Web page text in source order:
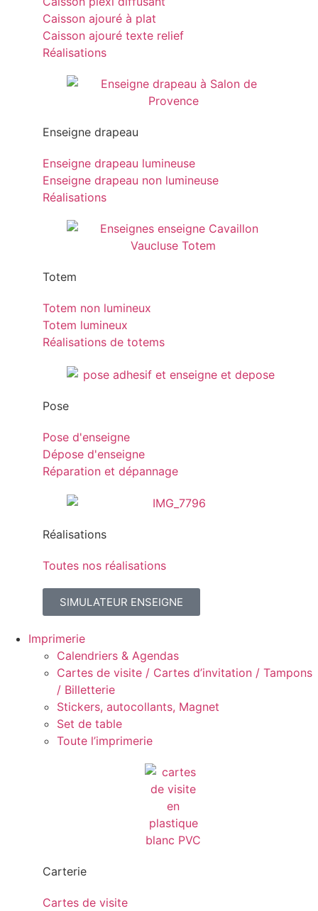
Caisson ajouré à plat
Caisson ajouré texte relief
Réalisations
Enseigne drapeau
Enseigne drapeau lumineuse
Enseigne drapeau non lumineuse
Réalisations
Totem
Totem non lumineux
Totem lumineux
Réalisations de totems
Pose
Pose d'enseigne
Dépose d'enseigne
Réparation et dépannage
Réalisations
Toutes nos réalisations
SIMULATEUR ENSEIGNE
Imprimerie
Calendriers & Agendas
Cartes de visite / Cartes d’invitation / Tampons
/ Billetterie
Stickers, autocollants, Magnet
Set de table
Toute l’imprimerie
Carterie
Cartes de visite